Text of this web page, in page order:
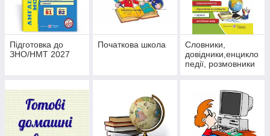
Підготовка до
ЗНО/НМТ 2027
Початкова школа
Словники,
довідники,енцикло
педії, розмовники